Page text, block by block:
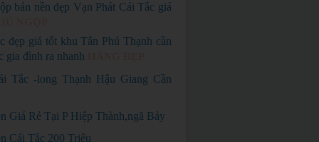
bán nền đẹp Vạn Phát Cái Tắc giá
đẹp giá tốt khu Tân Phú Thạnh cần
gia đình ra nhanh
Tắc -long Thạnh Hậu Giang Cần
Giá Rẻ Tại P Hiệp Thành,ngã Bảy
Cái Tắc 200 Triệu